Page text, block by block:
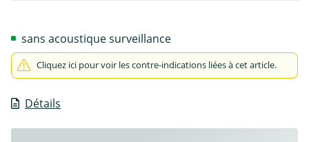
Détails
sans acoustique surveillance
Cliquez ici pour voir les contre-indications liées à cet article.